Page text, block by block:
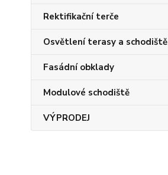
Rektifikační terče
Osvětlení terasy a schodiště
Fasádní obklady
Modulové schodiště
VÝPRODEJ